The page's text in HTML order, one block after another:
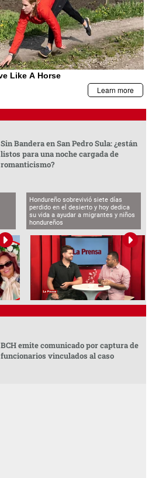
Sin Bandera en San Pedro Sula: ¿están
listos para una noche cargada de
romanticismo?
Hondureño sobrevivió siete días
perdido en el desierto y hoy dedica
su vida a ayudar a migrantes y niños
hondureños
BCH emite comunicado por captura de
funcionarios vinculados al caso